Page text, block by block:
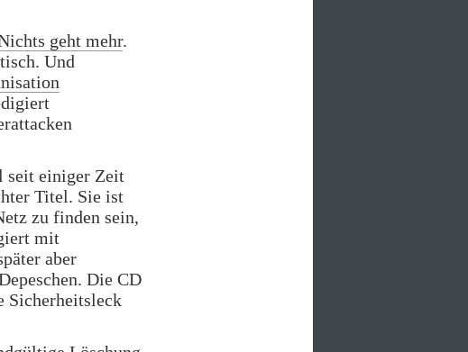
geht mehr.
Und
seit einiger Zeit
Titel. Sie ist
zu finden sein,
mit
aber
Die CD
Sicherheitsleck